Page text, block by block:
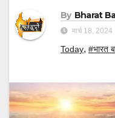
By Bharat
मार्च 18, 2024
Today, #भारत